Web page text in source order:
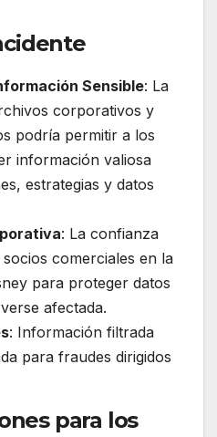
Sensible: La
corporativos y
podría permitir a los
información valiosa
estrategias y datos
: La confianza
comerciales en la
para proteger datos
afectada.
: Información filtrada
para fraudes dirigidos
para los